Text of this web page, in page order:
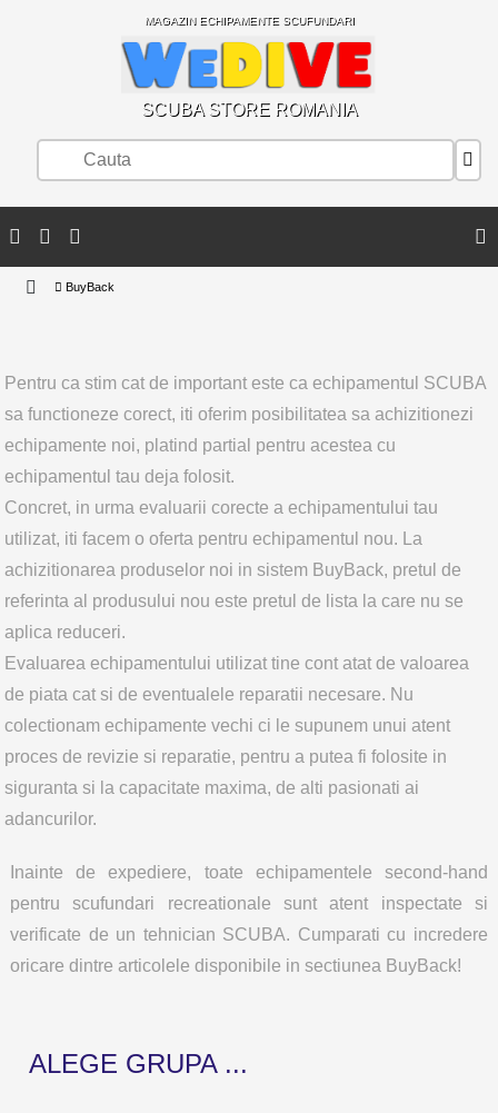
MAGAZIN ECHIPAMENTE SCUFUNDARI
SCUBA STORE ROMANIA
BuyBack
Pentru ca stim cat de important este ca echipamentul SCUBA
sa functioneze corect, iti oferim posibilitatea sa achizitionezi
echipamente noi, platind partial pentru acestea cu
echipamentul tau deja folosit.
Concret, in urma evaluarii corecte a echipamentului tau
utilizat, iti facem o oferta pentru echipamentul nou. La
achizitionarea produselor noi in sistem BuyBack, pretul de
referinta al produsului nou este pretul de lista la care nu se
aplica reduceri.
Evaluarea echipamentului utilizat tine cont atat de valoarea
de piata cat si de eventualele reparatii necesare. Nu
colectionam echipamente vechi ci le supunem unui atent
proces de revizie si reparatie, pentru a putea fi folosite in
siguranta si la capacitate maxima, de alti pasionati ai
adancurilor.
Inainte de expediere, toate echipamentele second-hand
pentru scufundari recreationale sunt atent inspectate si
verificate de un tehnician SCUBA. Cumparati cu incredere
oricare dintre articolele disponibile in sectiunea BuyBack!
ALEGE GRUPA ...